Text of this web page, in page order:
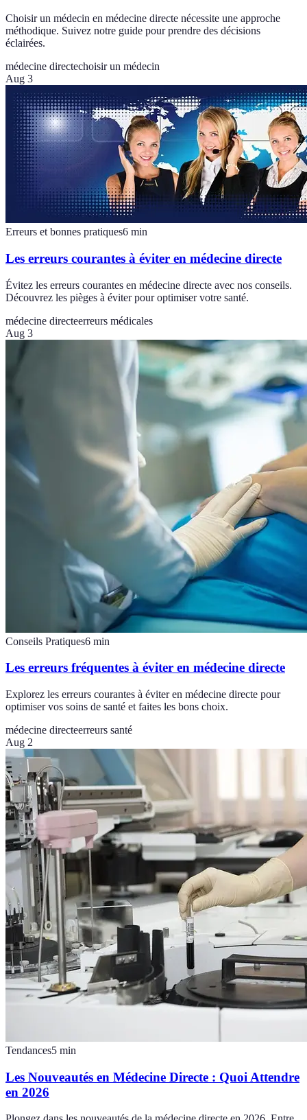
Choisir un médecin en médecine directe nécessite une approche
méthodique. Suivez notre guide pour prendre des décisions
éclairées.
médecine directechoisir un médecin
Aug 3
Erreurs et bonnes pratiques6 min
Les erreurs courantes à éviter en médecine directe
Évitez les erreurs courantes en médecine directe avec nos conseils.
Découvrez les pièges à éviter pour optimiser votre santé.
médecine directeerreurs médicales
Aug 3
Conseils Pratiques6 min
Les erreurs fréquentes à éviter en médecine directe
Explorez les erreurs courantes à éviter en médecine directe pour
optimiser vos soins de santé et faites les bons choix.
médecine directeerreurs santé
Aug 2
Tendances5 min
Les Nouveautés en Médecine Directe : Quoi Attendre
en 2026